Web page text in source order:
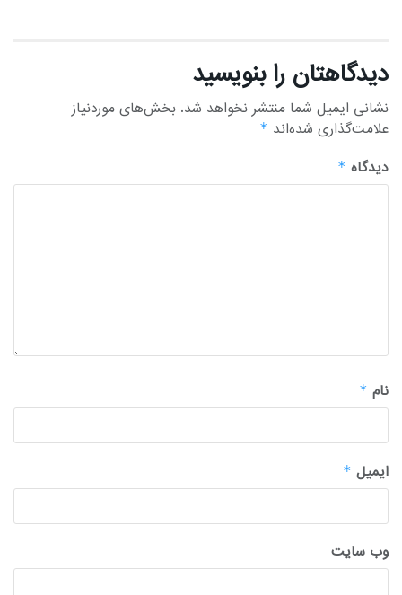
دیدگاهتان را بنویسید
نشانی ایمیل شما منتشر نخواهد شد. بخش‌های موردنیاز
علامت‌گذاری شده‌اند *
دیدگاه *
نام *
ایمیل *
وب‌ سایت